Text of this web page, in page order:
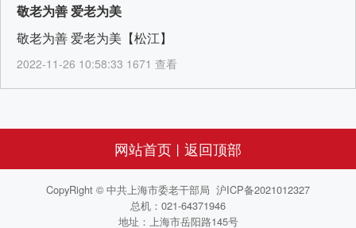
敬老为善 爱老为美
敬老为善 爱老为美【松江】
2022-11-26 10:58:33 1671 查看
网站首页 丨 返回顶部
CopyRight © 中共上海市委老干部局 沪ICP备2021012327
总机：021-64371946
地址：上海市岳阳路145号